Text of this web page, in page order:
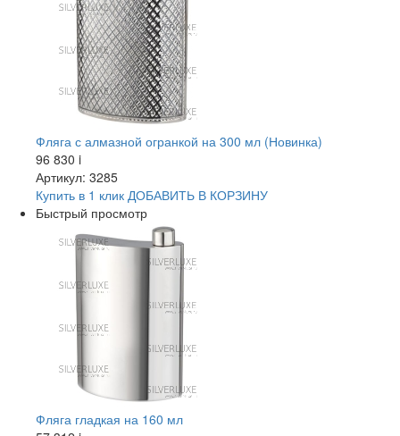
Фляга с алмазной огранкой на 300 мл (Новинка)
96 830 i
Артикул: 3285
Купить в 1 клик ДОБАВИТЬ В КОРЗИНУ
Быстрый просмотр
Фляга гладкая на 160 мл